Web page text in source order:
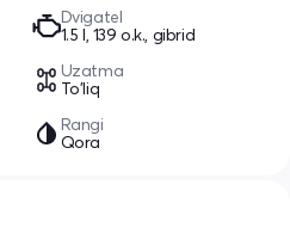
Dvigatel
1.5 l, 139 o.k., gibrid
Uzatma
To'liq
Rangi
Qora